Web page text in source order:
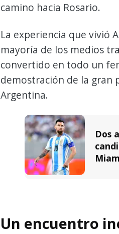
camino hacia Rosario.
La experiencia que vivió
mayoría de los medios
convertido en todo un
demostración de la gran
Argentina.
Dos
Un encuentro